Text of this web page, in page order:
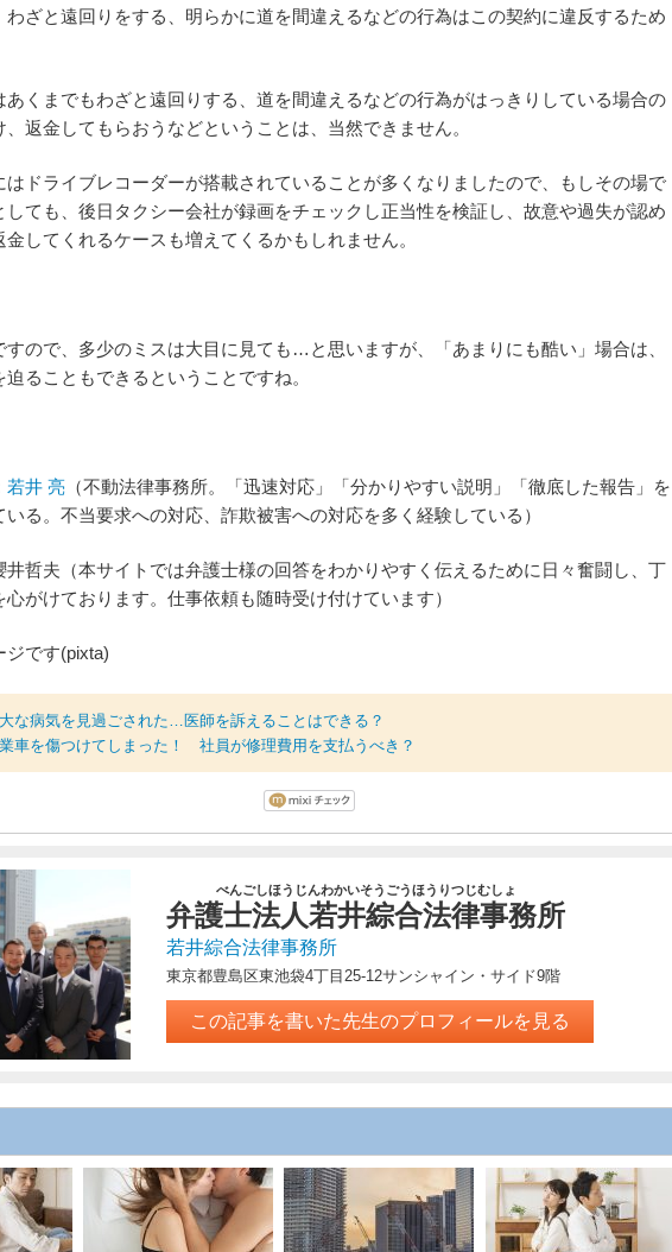
わざと遠回りをする、明らかに道を間違えるなどの行為はこの契約に違反するため
あくまでもわざと遠回りする、道を間違えるなどの行為がはっきりしている場合の
返金してもらおうなどということは、当然できません。
はドライブレコーダーが搭載されていることが多くなりましたので、もしその場で
しても、後日タクシー会社が録画をチェックし正当性を検証し、故意や過失が認め
金してくれるケースも増えてくるかもしれません。
すので、多少のミスは大目に見ても…と思いますが、「あまりにも酷い」場合は、
ることもできるということですね。
若井 亮 （不動法律事務所。「迅速対応」「分かりやすい説明」「徹底した報告」を
いる。不当要求への対応、詐欺被害への対応を多く経験している）
井哲夫（本サイトでは弁護士様の回答をわかりやすく伝えるために日々奮闘し、丁
がけております。仕事依頼も随時受け付けています）
ジです(pixta)
な病気を見過ごされた…医師を訴えることはできる？
車を傷つけてしまった！ 社員が修理費用を支払うべき？
弁護士法人若井綜合法律事務所
べんごしほうじんわかいそうごうほうりつじむしょ
若井綜合法律事務所
東京都豊島区東池袋4丁目25-12サンシャイン・サイド9階
この記事を書いた先生のプロフィールを見る